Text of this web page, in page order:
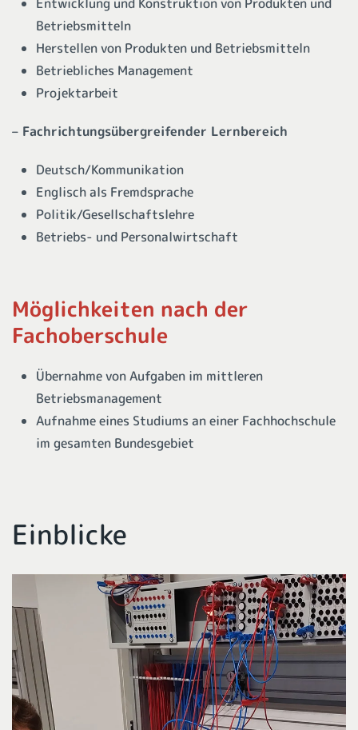
Betriebsmitteln
Herstellen von Produkten und Betriebsmitteln
Betriebliches Management
Projektarbeit
– Fachrichtungsübergreifender Lernbereich
Deutsch/Kommunikation
Englisch als Fremdsprache
Politik/Gesellschaftslehre
Betriebs- und Personalwirtschaft
Möglichkeiten nach der
Fachoberschule
Übernahme von Aufgaben im mittleren
Betriebsmanagement
Aufnahme eines Studiums an einer Fachhochschule
im gesamten Bundesgebiet
Einblicke